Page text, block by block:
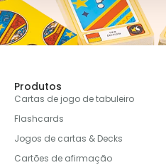
Produtos
Cartas de jogo de tabuleiro
Flashcards
Jogos de cartas & Decks
Cartões de afirmação